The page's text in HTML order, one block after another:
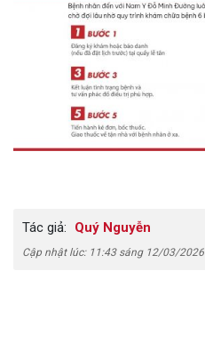
Tác giả: Quý Nguyễn
Cập nhật lúc: 11:43 sáng 12/03/2026